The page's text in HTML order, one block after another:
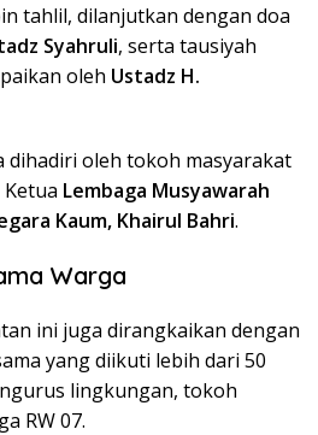
tahlil, dilanjutkan dengan doa
Syahruli, serta tausiyah
oleh Ustadz H.
dihadiri oleh tokoh masyarakat
Lembaga Musyawarah
Kaum, Khairul Bahri.
Warga
ini juga dirangkaikan dengan
yang diikuti lebih dari 50
lingkungan, tokoh
RW 07.